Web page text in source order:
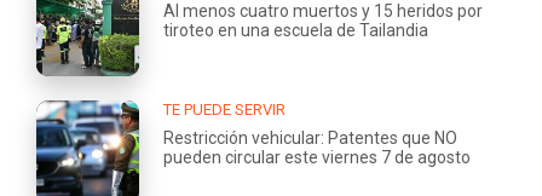
Al menos cuatro muertos y 15 heridos por
tiroteo en una escuela de Tailandia
TE PUEDE SERVIR
Restricción vehicular: Patentes que NO
pueden circular este viernes 7 de agosto